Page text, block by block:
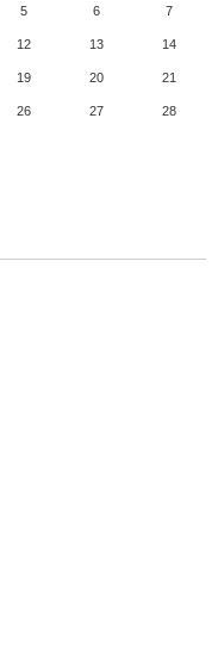
5 6 7
12 13 14
19 20 21
26 27 28